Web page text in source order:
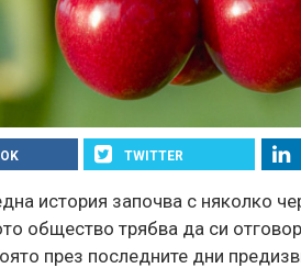
TWITTER
история започва с няколко
общество трябва да си
през последните дни